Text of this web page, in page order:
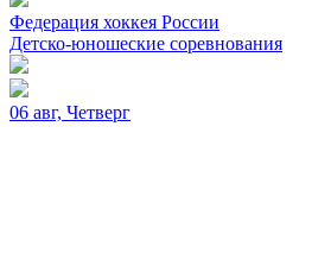
Федерация хоккея России
Детско-юношеские соревнования
06 авг, Четверг